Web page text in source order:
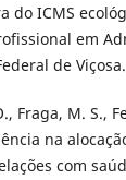
do ICMS
em
de Viçosa.
Fraga, M. S.,
na
com